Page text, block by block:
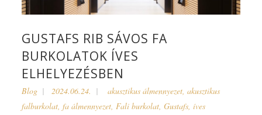
GUSTAFS RIB SÁVOS FA
BURKOLATOK ÍVES
ELHELYEZÉSBEN
Blog 2024.06.24. akusztikus álmennyezet,akusztikus
falburkolat,fa álmennyezet,Fali burkolat,Gustafs,íves